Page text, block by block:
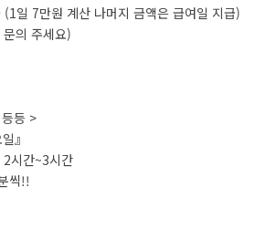
일 7만원 계산 나머지 금액은 급여일 지급)
의 주세요)
등 >
』
시간~3시간
씩!!